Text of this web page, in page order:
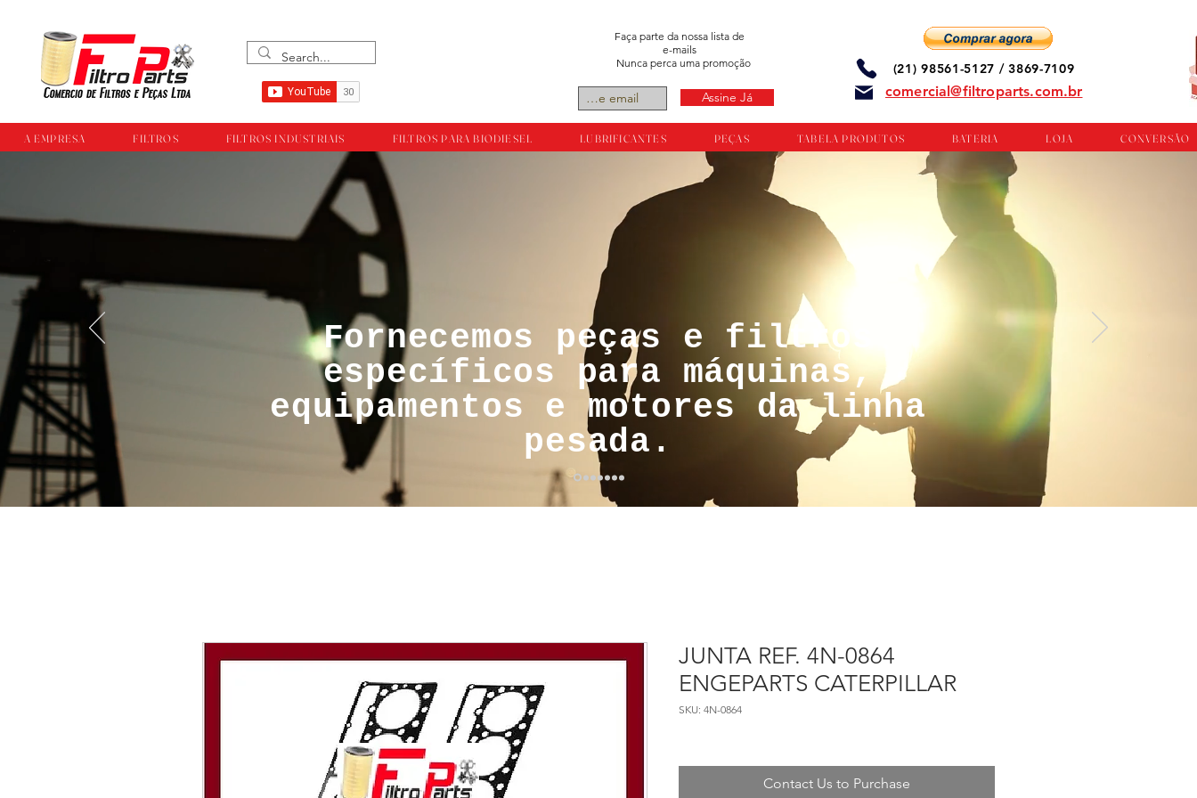
Faça parte da nossa lista de
e-mails
Nunca perca uma promoção
Assine Já
(21) 98561-5127 / 3869-7109
comercial@filtroparts.com.br
A EMPRESA FILTROS FILTROS INDUSTRIAIS FILTROS PARA BIODIESEL LUBRIFICANTES PEÇAS TABELA PRODUTOS BATERIA LOJA CONVERSÃO
™®©Todos os direitos reservador a
empresa Filtroparts.
Fornecemos peças e filtros
específicos para máquinas,
equipamentos e motores da linha
pesada.
JUNTA REF. 4N-0864
ENGEPARTS CATERPILLAR
SKU: 4N-0864
Contact Us to Purchase